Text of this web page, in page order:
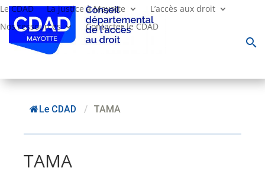
Le CDAD La justice à Mayotte
L’accès aux droit
Nos ressources
Contacter le CDAD
search
Le CDAD / TAMA
TAMA